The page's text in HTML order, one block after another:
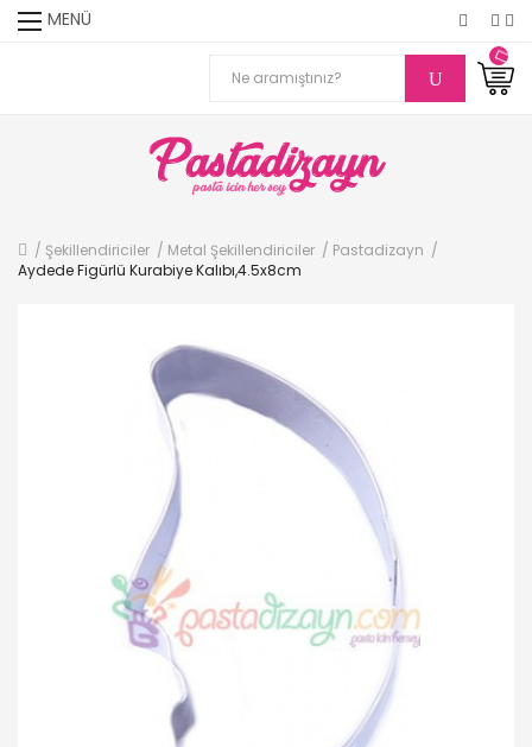
MENÜ
Şekillendiriciler Metal Şekillendiriciler
Pastadizayn
Aydede Figürlü Kurabiye Kalıbı,4.5x8cm